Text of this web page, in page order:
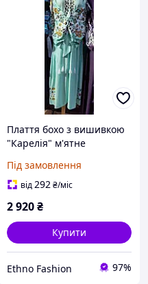
Плаття бохо з вишивкою
"Карелія" м'ятне
Під замовлення
від292₴/міс
2 920₴
Купити
Ethno Fashion 97%